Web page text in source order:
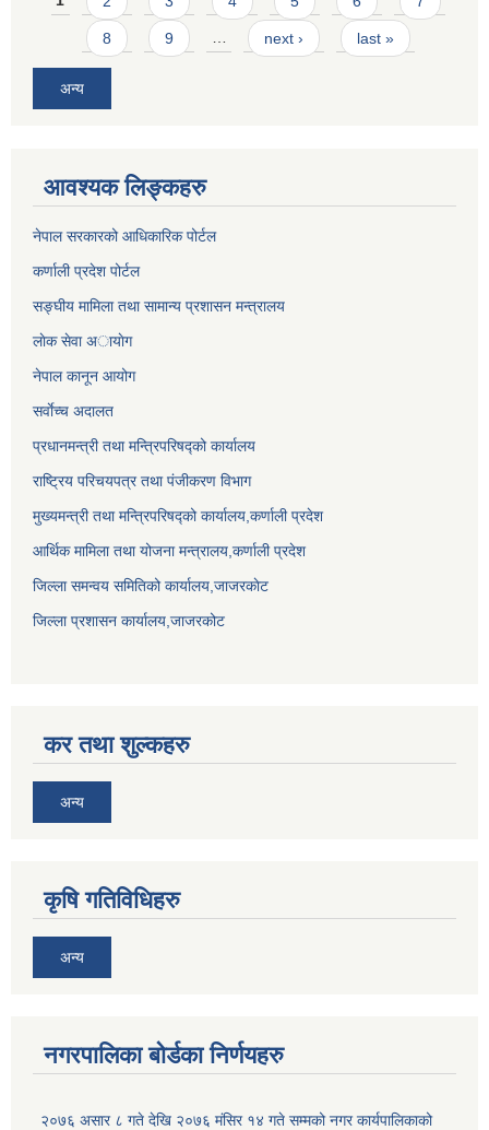
8 9 … next › last »
अन्य
आवश्यक लिङ्कहरु
नेपाल सरकारको आधिकारिक पोर्टल
कर्णाली प्रदेश पोर्टल
सङ्घीय मामिला तथा सामान्य प्रशासन मन्त्रालय
लाेक सेवा अायाेग
नेपाल कानून आयोग
सर्वाेच्च अदालत
प्रधानमन्त्री तथा मन्त्रिपरिषद्को कार्यालय
राष्ट्रिय परिचयपत्र तथा पंजीकरण विभाग
मुख्यमन्त्री तथा मन्त्रिपरिषद्को कार्यालय,कर्णाली प्रदेश
आर्थिक मामिला तथा योजना मन्त्रालय,कर्णाली प्रदेश
जिल्ला समन्वय समितिको कार्यालय,जाजरकाेट
जिल्ला प्रशासन कार्यालय,जाजरकोट
कर तथा शुल्कहरु
अन्य
कृषि गतिविधिहरु
अन्य
नगरपालिका बोर्डका निर्णयहरु
२०७६ असार ८ गते देखि २०७६ मंसिर १४ गते सम्मको नगर कार्यपालिकाको